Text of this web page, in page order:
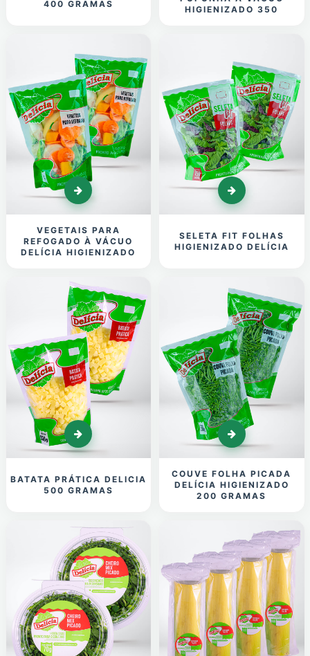
400 GRAMAS
HIGIENIZADO 350
VEGETAIS PARA
REFOGADO À VÁCUO
DELÍCIA HIGIENIZADO
SELETA FIT FOLHAS
HIGIENIZADO DELÍCIA
BATATA PRÁTICA DELICIA
500 GRAMAS
COUVE FOLHA PICADA
DELÍCIA HIGIENIZADO
200 GRAMAS